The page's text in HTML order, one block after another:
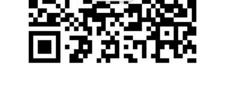
2022款大蚂蚁还采用@LIFE平台安全标准的
独有仿生车身安全设计，独创隼骨多腔封闭车